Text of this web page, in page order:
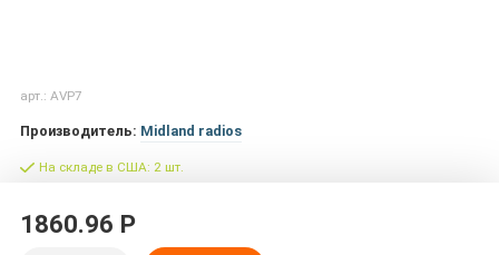
арт.: AVP7
Производитель: Midland radios
На складе в США: 2 шт.
1860.96 Р